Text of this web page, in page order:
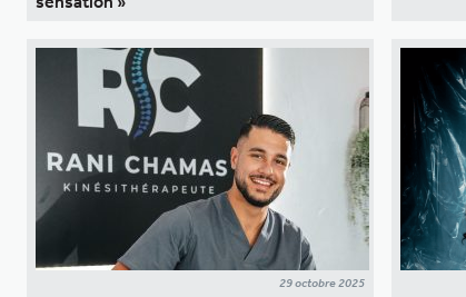
29 octobre 2025